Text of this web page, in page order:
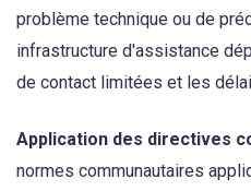
problème technique ou de
infrastructure d'assistance
de contact limitées et les
Application des directives
normes communautaires